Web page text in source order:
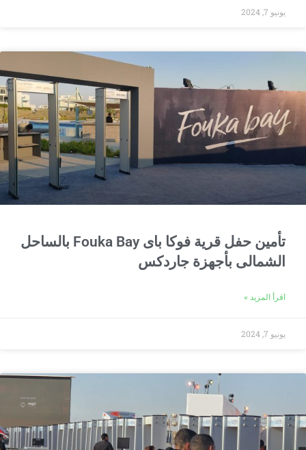
يونيو 7, 2024
تأمين حفل قرية فوكا باى Fouka Bay بالساحل
الشمالى بأجهزة جاردكس
اقرأ المزيد »
يونيو 7, 2024